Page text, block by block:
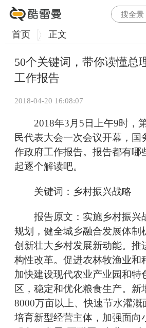
首页 正文
50个关键词，带你读懂总
工作报告
2018-04-20 16:08:07
2018年3月5日上午9时，
民代表大会一次会议开幕，国
作政府工作报告。报告都有哪
起逐个解读吧。
关键词：乡村振兴战略
报告原文：实施乡村振兴
规划，健全城乡融合发展体制
创新壮大乡村发展新动能。推
构性改革。促进农林牧渔业和
加快建设现代农业产业园和特
区，稳定和优化粮食生产。新
8000万亩以上、快速节水灌溉
培育新型经营主体，加强面向